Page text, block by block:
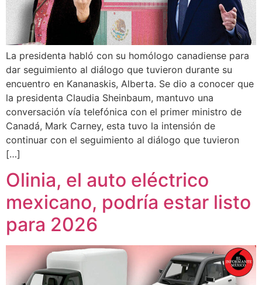
La presidenta habló con su homólogo canadiense para
dar seguimiento al diálogo que tuvieron durante su
encuentro en Kananaskis, Alberta. Se dio a conocer que
la presidenta Claudia Sheinbaum, mantuvo una
conversación vía telefónica con el primer ministro de
Canadá, Mark Carney, esta tuvo la intensión de
continuar con el seguimiento al diálogo que tuvieron
[…]
Olinia, el auto eléctrico
mexicano, podría estar listo
para 2026